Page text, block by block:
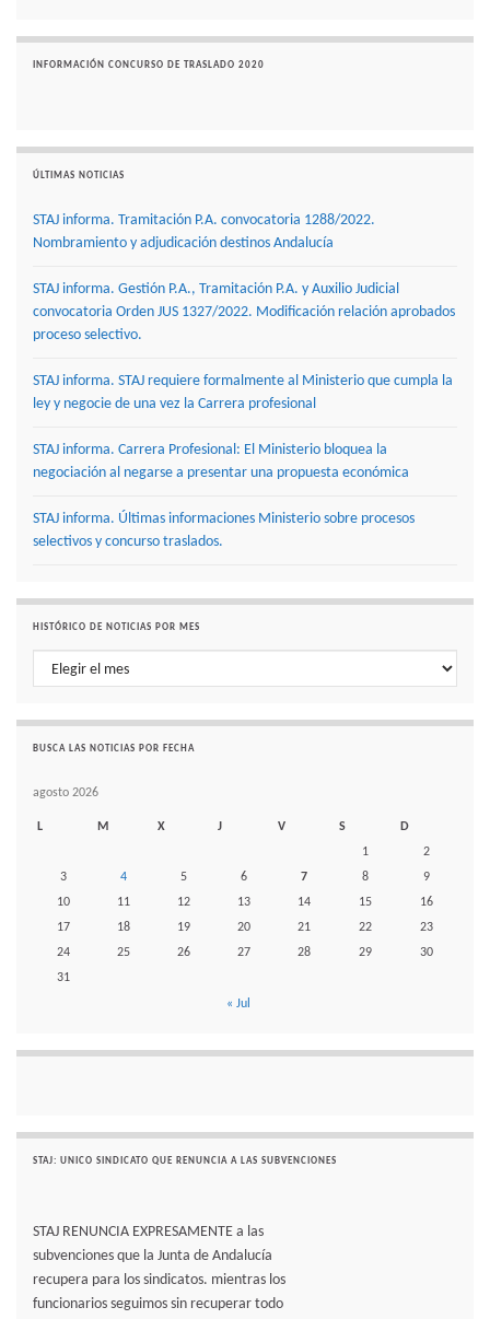
INFORMACIÓN CONCURSO DE TRASLADO 2020
ÚLTIMAS NOTICIAS
STAJ informa. Tramitación P.A. convocatoria 1288/2022.
Nombramiento y adjudicación destinos Andalucía
STAJ informa. Gestión P.A., Tramitación P.A. y Auxilio Judicial
convocatoria Orden JUS 1327/2022. Modificación relación aprobados
proceso selectivo.
STAJ informa. STAJ requiere formalmente al Ministerio que cumpla la
ley y negocie de una vez la Carrera profesional
STAJ informa. Carrera Profesional: El Ministerio bloquea la
negociación al negarse a presentar una propuesta económica
STAJ informa. Últimas informaciones Ministerio sobre procesos
selectivos y concurso traslados.
HISTÓRICO DE NOTICIAS POR MES
Histórico de noticias por mes
BUSCA LAS NOTICIAS POR FECHA
agosto 2026
L M X J V S
D
1
2
3
4 5 6 7 8
9
10
11 12 13 14 15
16
17
18 19 20 21 22
23
24
25 26 27 28 29
30
31
« Jul
STAJ: UNICO SINDICATO QUE RENUNCIA A LAS SUBVENCIONES
STAJ RENUNCIA EXPRESAMENTE a las
subvenciones que la Junta de Andalucía
recupera para los sindicatos. mientras los
funcionarios seguimos sin recuperar todo